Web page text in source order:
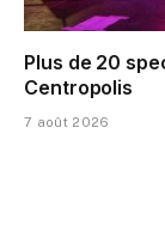
Plus de 20
Centropolis
7 août 2026